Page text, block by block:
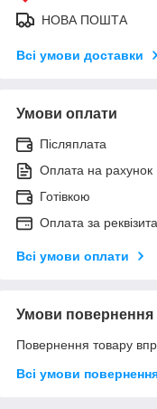
НОВА ПОШТА
Всі умови доставки
Умови оплати
Післяплата
Оплата на рахунок
Готівкою
Оплата за
Всі умови оплати
Умови повернення
Повернення товару
Всі умови